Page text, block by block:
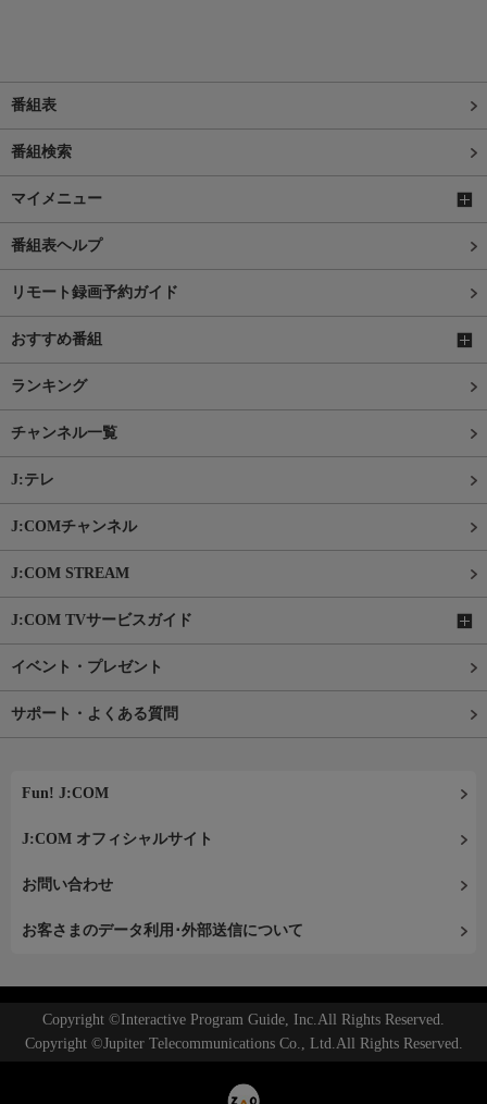
番組表
番組検索
マイメニュー
番組表ヘルプ
リモート録画予約ガイド
おすすめ番組
ランキング
チャンネル一覧
J:テレ
J:COMチャンネル
J:COM STREAM
J:COM TVサービスガイド
イベント・プレゼント
サポート・よくある質問
Fun! J:COM
J:COM オフィシャルサイト
お問い合わせ
お客さまのデータ利用･外部送信について
Copyright ©Interactive Program Guide, Inc.All Rights Reserved.
Copyright ©Jupiter Telecommunications Co., Ltd.All Rights Reserved.